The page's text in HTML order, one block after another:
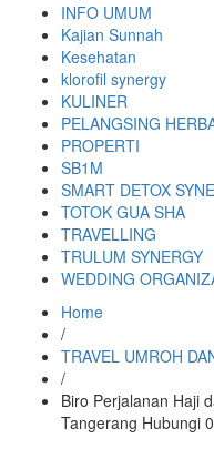
INFO UMUM
Kajian Sunnah
Kesehatan
klorofil synergy
KULINER
PELANGSING
PROPERTI
SB1M
SMART DETOX
TOTOK GUA SHA
TRAVELLING
TRULUM SYNERGY
WEDDING
Home
/
TRAVEL UMROH
/
Biro Perjalanan Haji
Tangerang Hubungi